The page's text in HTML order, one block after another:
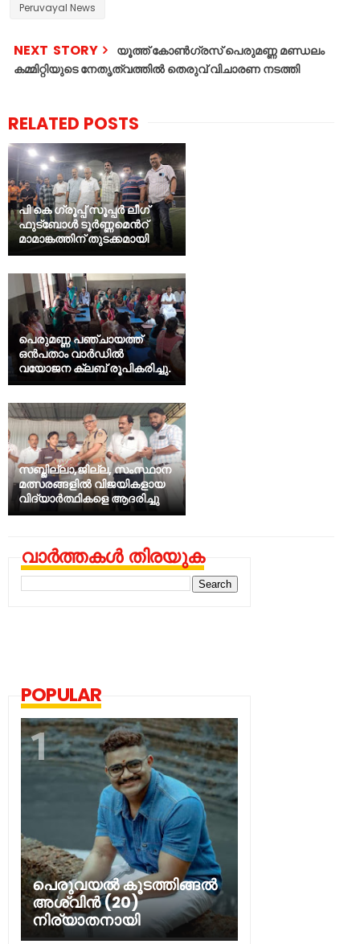
Peruvayal News
NEXT STORY
യൂത്ത് കോൺഗ്രസ് പെരുമണ്ണ മണ്ഡലം
കമ്മിറ്റിയുടെ നേതൃത്വത്തിൽ തെരുവ് വിചാരണ നടത്തി
RELATED POSTS
പി കെ ഗ്രൂപ്പ് സൂപ്പർ ലീഗ്
ഫുട്ബോൾ ടൂർണ്ണമെൻറ്
മാമാങ്കത്തിന് തുടക്കമായി
പെരുമണ്ണ പഞ്ചായത്ത്
ഒൻപതാം വാർഡിൽ
വയോജന ക്ലബ് രൂപികരിച്ചു.
സബ്ജില്ലാ,ജില്ല, സംസ്ഥാന
മത്സരങ്ങളിൽ വിജയികളായ
വിദ്യാർത്ഥികളെ ആദരിച്ചു
വാർത്തകൾ തിരയുക
POPULAR
പെരുവയൽ കൂടത്തിങ്ങൽ
അശ്വിൻ (20)
നിര്യാതനായി